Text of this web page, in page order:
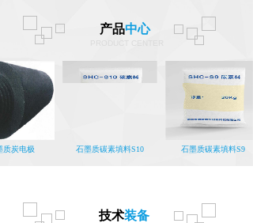
产品中心
炭电极 石墨质碳素填料S10 石墨质碳素填料S9
技术装备